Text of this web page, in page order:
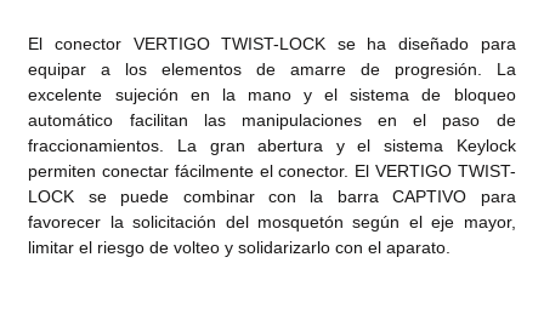
El conector VERTIGO TWIST-LOCK se ha diseñado para
equipar a los elementos de amarre de progresión. La
excelente sujeción en la mano y el sistema de bloqueo
automático facilitan las manipulaciones en el paso de
fraccionamientos. La gran abertura y el sistema Keylock
permiten conectar fácilmente el conector. El VERTIGO TWIST-
LOCK se puede combinar con la barra CAPTIVO para
favorecer la solicitación del mosquetón según el eje mayor,
limitar el riesgo de volteo y solidarizarlo con el aparato.